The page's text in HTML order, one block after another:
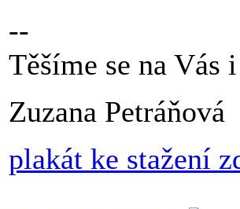
--
Těšíme se na Vás
Zuzana Petráňová
plakát ke stažení